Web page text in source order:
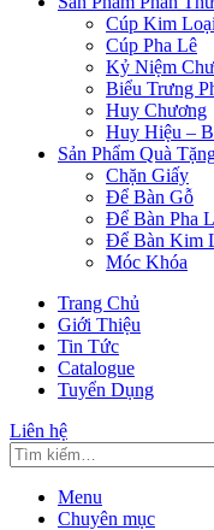
Cúp Kim Loại
Cúp Pha Lê
Kỷ Niệm
Biểu Trưng
Huy Chương
Huy Hiệu –
Sản Phẩm Quà
Chặn Giấy
Để Bàn Gỗ
Để Bàn Pha
Để Bàn Kim
Móc Khóa
Trang Chủ
Giới Thiệu
Tin Tức
Catalogue
Tuyển Dụng
Liên hệ
Menu
Chuyên mục